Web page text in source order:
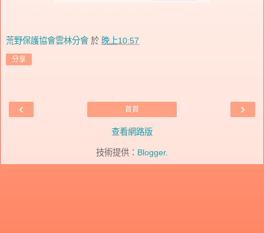
荒野保護協會雲林分會 於 晚上10:57
分享
‹ ›
首頁
查看網路版
技術提供： Blogger.